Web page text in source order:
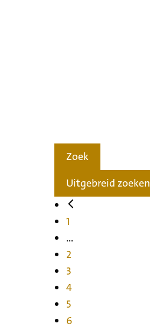
Zoek
Uitgebreid zoeken
1
...
2
3
4
5
6